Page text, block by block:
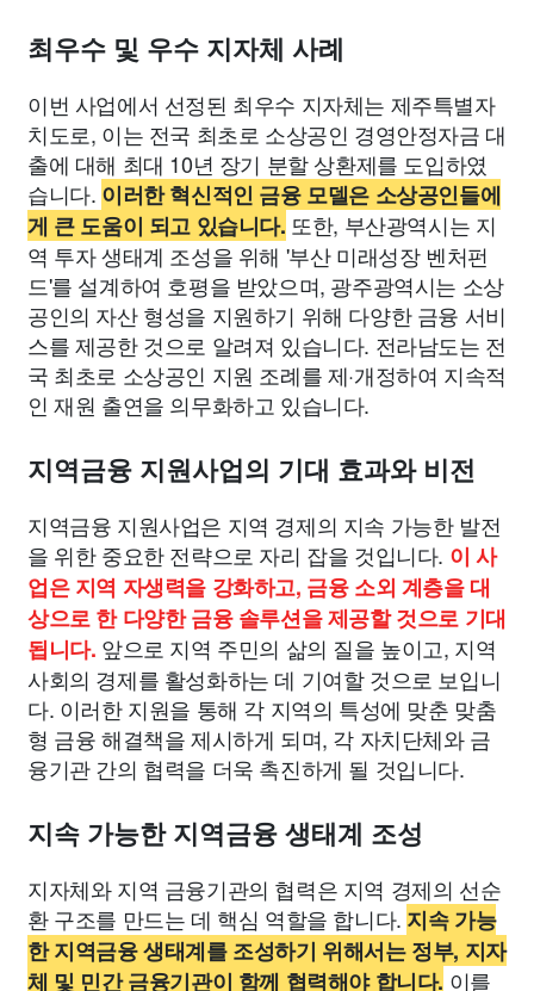
최우수 및 우수 지자체 사례
이번 사업에서 선정된 최우수 지자체는 제주특별자
치도로, 이는 전국 최초로 소상공인 경영안정자금 대
출에 대해 최대 10년 장기 분할 상환제를 도입하였
습니다. 이러한 혁신적인 금융 모델은 소상공인들에
게 큰 도움이 되고 있습니다. 또한, 부산광역시는 지
역 투자 생태계 조성을 위해 '부산 미래성장 벤처펀
드'를 설계하여 호평을 받았으며, 광주광역시는 소상
공인의 자산 형성을 지원하기 위해 다양한 금융 서비
스를 제공한 것으로 알려져 있습니다. 전라남도는 전
국 최초로 소상공인 지원 조례를 제·개정하여 지속적
인 재원 출연을 의무화하고 있습니다.
지역금융 지원사업의 기대 효과와 비전
지역금융 지원사업은 지역 경제의 지속 가능한 발전
을 위한 중요한 전략으로 자리 잡을 것입니다. 이 사
업은 지역 자생력을 강화하고, 금융 소외 계층을 대
상으로 한 다양한 금융 솔루션을 제공할 것으로 기대
됩니다. 앞으로 지역 주민의 삶의 질을 높이고, 지역
사회의 경제를 활성화하는 데 기여할 것으로 보입니
다. 이러한 지원을 통해 각 지역의 특성에 맞춘 맞춤
형 금융 해결책을 제시하게 되며, 각 자치단체와 금
융기관 간의 협력을 더욱 촉진하게 될 것입니다.
지속 가능한 지역금융 생태계 조성
지자체와 지역 금융기관의 협력은 지역 경제의 선순
환 구조를 만드는 데 핵심 역할을 합니다. 지속 가능
한 지역금융 생태계를 조성하기 위해서는 정부, 지자
체 및 민간 금융기관이 함께 협력해야 합니다. 이를